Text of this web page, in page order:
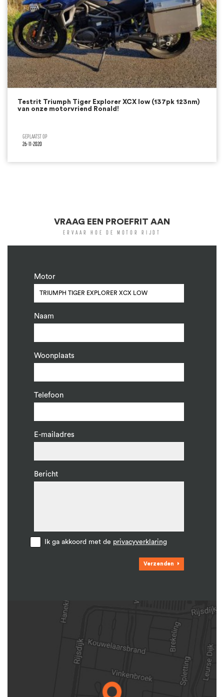
Testrit Triumph Tiger Explorer XCX low (137pk 123nm)
van onze motorvriend Ronald!
26-11-2020
VRAAG EEN PROEFRIT AAN
ERVAAR HOE DE MOTOR RIJDT
Motor
Naam
Woonplaats
Telefoon
E-mailadres
Bericht
Ik ga akkoord met de privacyverklaring
Verzenden